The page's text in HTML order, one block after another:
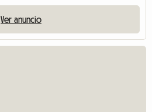
Ver anuncio